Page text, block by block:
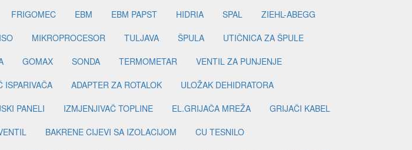
FRIGOMEC EBM EBM PAPST HIDRIA SPAL
ZIEHL-ABEGG
MIKROPROCESOR TULJAVA ŠPULA
UTIČNICA ZA ŠPULE
GOMAX SONDA TERMOMETAR
VENTIL ZA PUNJENJE
ISPARIVAČA ADAPTER ZA ROTALOK
ULOŽAK DEHIDRATORA
PANELI IZMJENJIVAČ TOPLINE EL.GRIJAČA MREŽA
GRIJAČI KABEL
BAKRENE CIJEVI SA IZOLACIJOM
CU TESNILO